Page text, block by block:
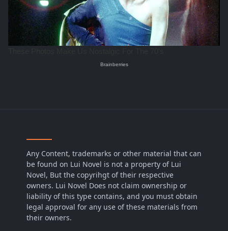
Any Content, trademarks or other material that can
be found on Lui Novel is not a property of Lui
Novel, But the copyrihgt of their respective
owners. Lui Novel Does not claim ownership or
liability of this type contains, and you must obtain
legal approval for any use of these materials from
their owners.